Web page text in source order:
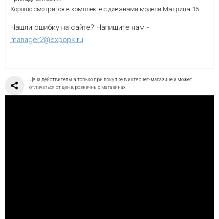
Хорошо смотрится в комплекте с диванами модели Матрица-15.
Нашли ошибку на сайте? Напишите нам -
manager2@expopk.ru
Цена действительна только при покупке в интернет-магазине и может
отличаться от цен в розничных магазинах